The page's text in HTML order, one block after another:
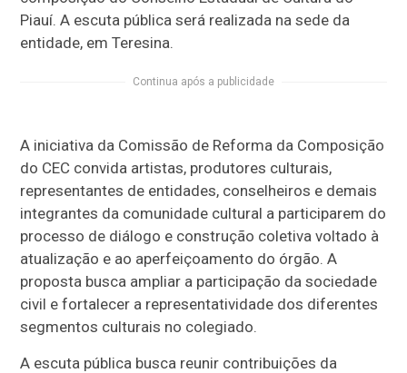
Piauí. A escuta pública será realizada na sede da
entidade, em Teresina.
Continua após a publicidade
A iniciativa da Comissão de Reforma da Composição
do CEC convida artistas, produtores culturais,
representantes de entidades, conselheiros e demais
integrantes da comunidade cultural a participarem do
processo de diálogo e construção coletiva voltado à
atualização e ao aperfeiçoamento do órgão. A
proposta busca ampliar a participação da sociedade
civil e fortalecer a representatividade dos diferentes
segmentos culturais no colegiado.
A escuta pública busca reunir contribuições da